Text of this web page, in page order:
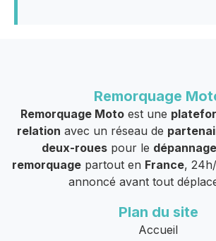
Remorquage
Remorquage Motoest une
relation avec un réseau de
deux-roues pour le
remorquagepartout en France,
annoncé avant tout
Plan du site
Accueil